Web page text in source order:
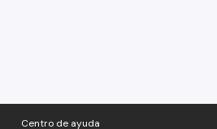
Volkswagen
Centro de ayuda